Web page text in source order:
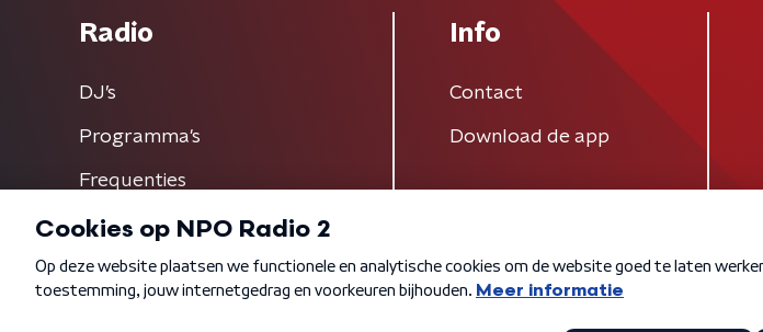
Radio
DJ’s
Programma's
Frequenties
Info
Contact
Download de app
Algemene voorwaarden Privacybeleid